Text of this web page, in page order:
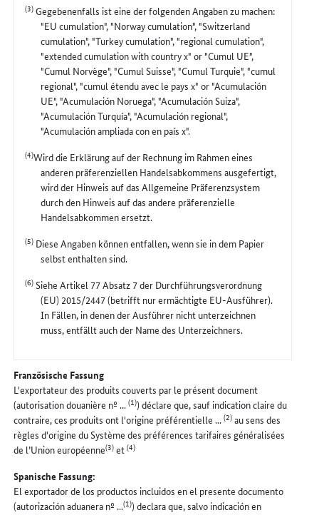
(3)Gegebenenfalls ist eine der folgenden Angaben zu machen:
"EU cumulation", "Norway cumulation", "Switzerland
cumulation", "Turkey cumulation", "regional cumulation",
"extended cumulation with country x" or "Cumul UE",
"Cumul Norvège", "Cumul Suisse", "Cumul Turquie", "cumul
regional", "cumul étendu avec le pays x" or "Acumulación
UE", "Acumulación Noruega", "Acumulación Suiza",
"Acumulación Turquía", "Acumulación regional",
"Acumulación ampliada con en país x".
(4)Wird die Erklärung auf der Rechnung im Rahmen eines
anderen präferenziellen Handelsabkommens ausgefertigt,
wird der Hinweis auf das Allgemeine Präferenzsystem
durch den Hinweis auf das andere präferenzielle
Handelsabkommen ersetzt.
(5) Diese Angaben können entfallen, wenn sie in dem Papier
selbst enthalten sind.
(6)Siehe Artikel 77 Absatz 7 der Durchführungsverordnung
(EU) 2015/2447 (betrifft nur ermächtigte EU-Ausführer).
In Fällen, in denen der Ausführer nicht unterzeichnen
muss, entfällt auch der Name des Unterzeichners.
Französische Fassung
L'exportateur des produits couverts par le présent document
(autorisation douanière nº ...(1)) déclare que, sauf indication claire du
contraire, ces produits ont l'origine préférentielle ...(2)au sens des
règles d'origine du Système des préférences tarifaires généralisées
de l’Union européenne(3)et(4)
Spanische Fassung:
El exportador de los productos incluidos en el presente documento
(autorización aduanera nº ...(1)) declara que, salvo indicación en